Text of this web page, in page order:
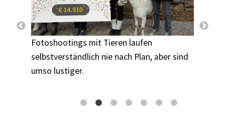
Fotoshootings mit Tieren laufen
selbstverständlich nie nach Plan, aber sind
umso lustiger.
ihrem